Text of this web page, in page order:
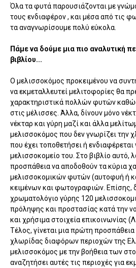
Όλα τα φυτά παρουσιάζονται με
τους ενδιαφέρον , και μέσα από τις
τα αναγνωρίσουμε πολύ εύκολα.
Πάμε να δούμε μια πιο αναλυτική
βιβλίου...
Ο μελισσοκόμος προκειμένου να
να εκμεταλλευτεί μελιτοφορίες θα
χαρακτηριστικά πολλών φυτών
στις μέλισσες. Άλλα, δίνουν μόνο
νέκταρ και γύρη μαζί και άλλα
μελισσοκόμος που δεν γνωρίζει την
που έχει τοποθετήσει ή ενδιαφέρεται
μελισσοκομείο του. Στο βιβλίο αυτό,
προσπάθεια να αποδοθούν τα κύρια
μελισσοκομικών φυτών (αυτοφυή ή
κειμένων και φωτογραφιών. Επίσης,
χρωματολόγιο γύρης 120
πρόληψης και προστασίας κατά την
και χρήσιμα στοιχεία επικοινωνίας
Τέλος, γίνεται μια πρώτη
χλωρίδας διαφόρων περιοχών της
μελισσοκόμος με την βοήθεια των
αναζητήσει αυτές τις περιοχές για